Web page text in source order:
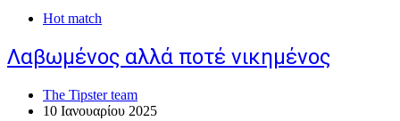
Hot match
Λαβωμένος αλλά ποτέ νικημένος
The Tipster team
10 Ιανουαρίου 2025